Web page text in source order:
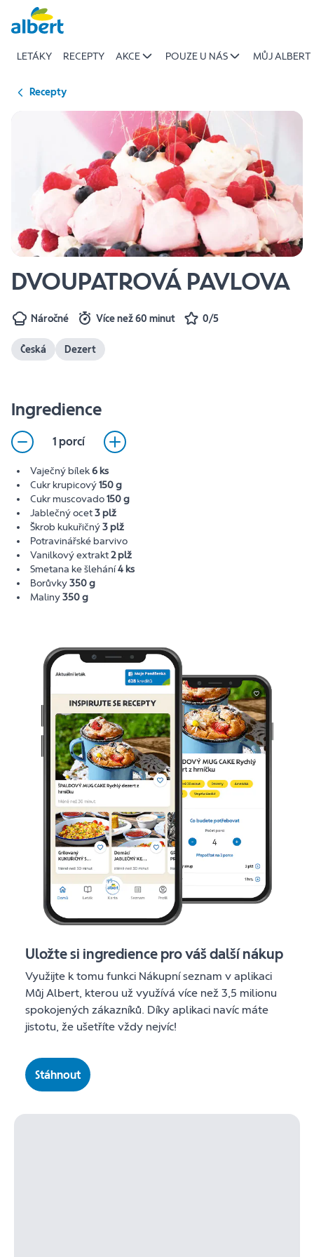
Přeskočit
LETÁKY RECEPTY AKCE POUZE U NÁS MŮJ ALBERT
Recepty
DVOUPATROVÁ PAVLOVA
Náročné Více než 60 minut 0/5
Česká Dezert
Ingredience
1 porcí
Vaječný bílek6 ks
Cukr krupicový150 g
Cukr muscovado150 g
Jablečný ocet3 plž
Škrob kukuřičný3 plž
Potravinářské barvivo
Vanilkový extrakt2 plž
Smetana ke šlehání4 ks
Borůvky350 g
Maliny350 g
Uložte si ingredience pro váš další nákup
Využijte k tomu funkci Nákupní seznam v aplikaci
Můj Albert, kterou už využívá více než 3,5 milionu
spokojených zákazníků. Díky aplikaci navíc máte
jistotu, že ušetříte vždy nejvíc!
Stáhnout